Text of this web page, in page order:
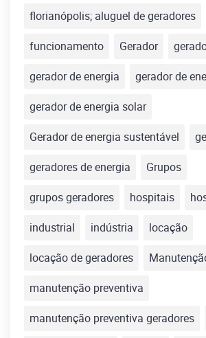
florianópolis; aluguel de geradores
funcionamento
Gerador
gerador de energia
gerador de
gerador de energia solar
Gerador de energia sustentável
geradores de energia
Grupos
grupos geradores
hospitais
industrial
indústria
locação
locação de geradores
manutenção preventiva
manutenção preventiva geradores